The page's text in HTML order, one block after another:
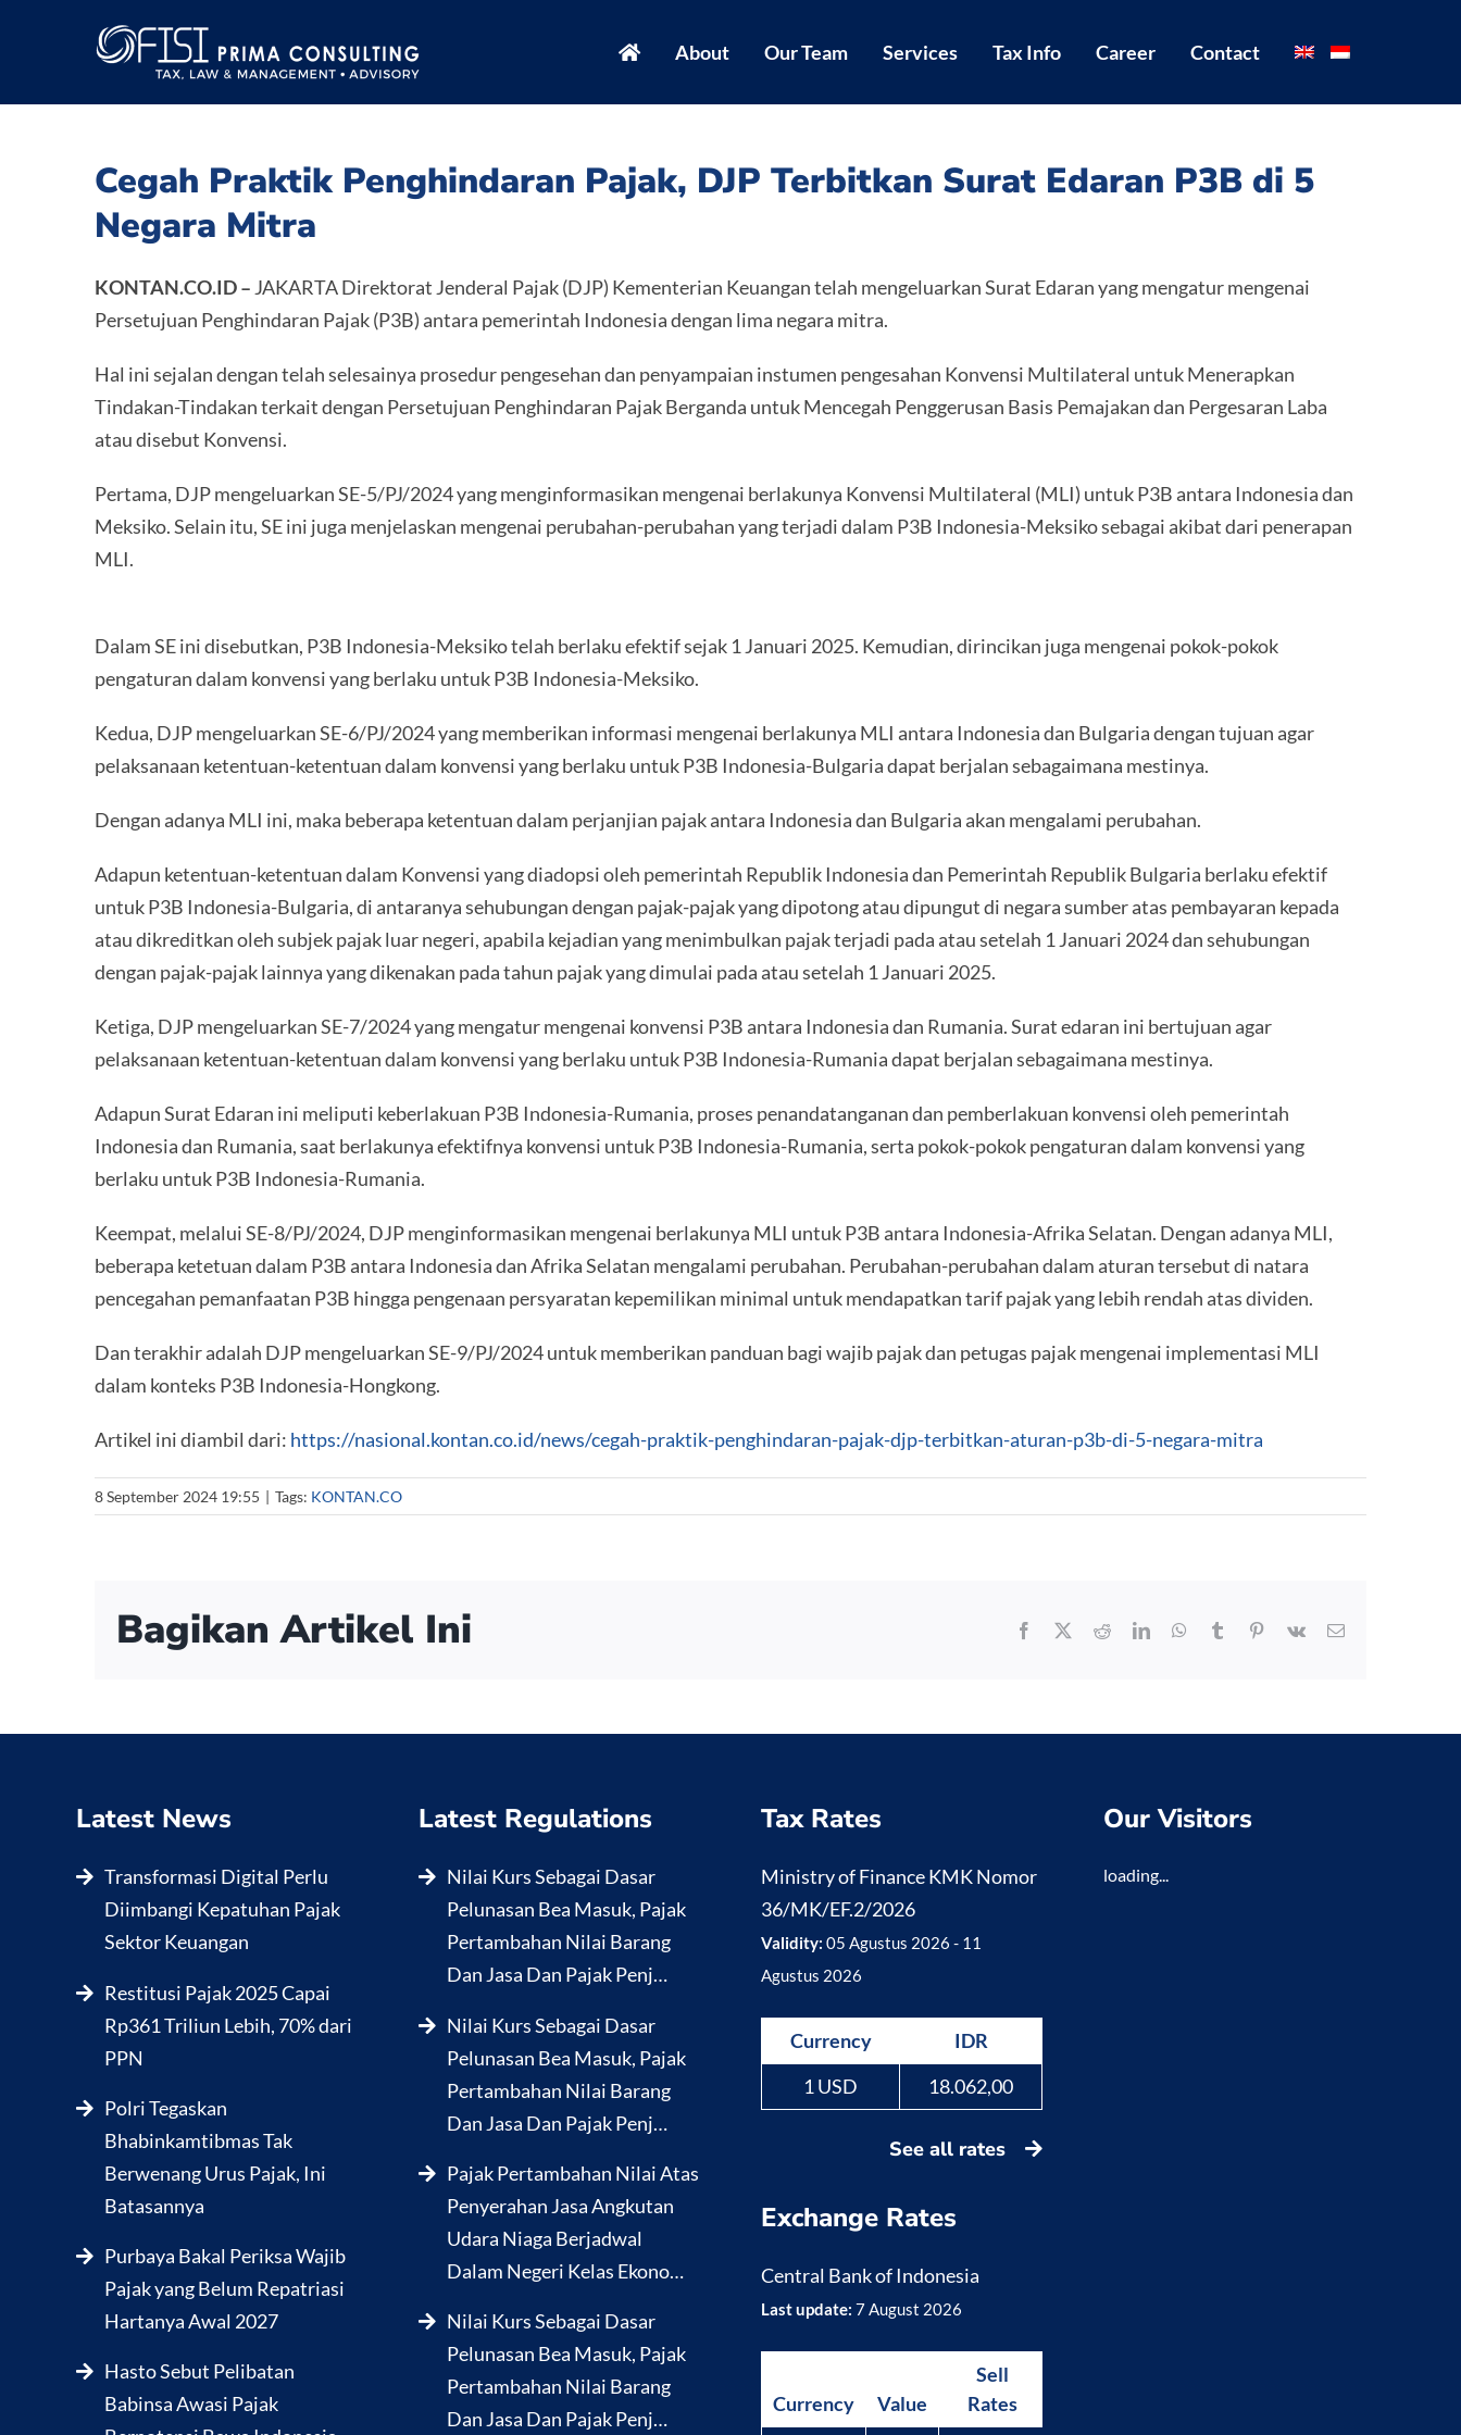
About Our Team Services Tax Info Career Contact
Cegah Praktik Penghindaran Pajak, DJP Terbitkan Surat Edaran P3B di 5
Negara Mitra
KONTAN.CO.ID –JAKARTA Direktorat Jenderal Pajak (DJP) Kementerian Keuangan telah mengeluarkan Surat Edaran yang mengatur mengenai
Persetujuan Penghindaran Pajak (P3B) antara pemerintah Indonesia dengan lima negara mitra.
Hal ini sejalan dengan telah selesainya prosedur pengesehan dan penyampaian instumen pengesahan Konvensi Multilateral untuk Menerapkan
Tindakan-Tindakan terkait dengan Persetujuan Penghindaran Pajak Berganda untuk Mencegah Penggerusan Basis Pemajakan dan Pergesaran Laba
atau disebut Konvensi.
Pertama, DJP mengeluarkan SE-5/PJ/2024 yang menginformasikan mengenai berlakunya Konvensi Multilateral (MLI) untuk P3B antara Indonesia dan
Meksiko. Selain itu, SE ini juga menjelaskan mengenai perubahan-perubahan yang terjadi dalam P3B Indonesia-Meksiko sebagai akibat dari penerapan
MLI.
Dalam SE ini disebutkan, P3B Indonesia-Meksiko telah berlaku efektif sejak 1 Januari 2025. Kemudian, dirincikan juga mengenai pokok-pokok
pengaturan dalam konvensi yang berlaku untuk P3B Indonesia-Meksiko.
Kedua, DJP mengeluarkan SE-6/PJ/2024 yang memberikan informasi mengenai berlakunya MLI antara Indonesia dan Bulgaria dengan tujuan agar
pelaksanaan ketentuan-ketentuan dalam konvensi yang berlaku untuk P3B Indonesia-Bulgaria dapat berjalan sebagaimana mestinya.
Dengan adanya MLI ini, maka beberapa ketentuan dalam perjanjian pajak antara Indonesia dan Bulgaria akan mengalami perubahan.
Adapun ketentuan-ketentuan dalam Konvensi yang diadopsi oleh pemerintah Republik Indonesia dan Pemerintah Republik Bulgaria berlaku efektif
untuk P3B Indonesia-Bulgaria, di antaranya sehubungan dengan pajak-pajak yang dipotong atau dipungut di negara sumber atas pembayaran kepada
atau dikreditkan oleh subjek pajak luar negeri, apabila kejadian yang menimbulkan pajak terjadi pada atau setelah 1 Januari 2024 dan sehubungan
dengan pajak-pajak lainnya yang dikenakan pada tahun pajak yang dimulai pada atau setelah 1 Januari 2025.
Ketiga, DJP mengeluarkan SE-7/2024 yang mengatur mengenai konvensi P3B antara Indonesia dan Rumania. Surat edaran ini bertujuan agar
pelaksanaan ketentuan-ketentuan dalam konvensi yang berlaku untuk P3B Indonesia-Rumania dapat berjalan sebagaimana mestinya.
Adapun Surat Edaran ini meliputi keberlakuan P3B Indonesia-Rumania, proses penandatanganan dan pemberlakuan konvensi oleh pemerintah
Indonesia dan Rumania, saat berlakunya efektifnya konvensi untuk P3B Indonesia-Rumania, serta pokok-pokok pengaturan dalam konvensi yang
berlaku untuk P3B Indonesia-Rumania.
Keempat, melalui SE-8/PJ/2024, DJP menginformasikan mengenai berlakunya MLI untuk P3B antara Indonesia-Afrika Selatan. Dengan adanya MLI,
beberapa ketetuan dalam P3B antara Indonesia dan Afrika Selatan mengalami perubahan. Perubahan-perubahan dalam aturan tersebut di natara
pencegahan pemanfaatan P3B hingga pengenaan persyaratan kepemilikan minimal untuk mendapatkan tarif pajak yang lebih rendah atas dividen.
Dan terakhir adalah DJP mengeluarkan SE-9/PJ/2024 untuk memberikan panduan bagi wajib pajak dan petugas pajak mengenai implementasi MLI
dalam konteks P3B Indonesia-Hongkong.
Artikel ini diambil dari: https://nasional.kontan.co.id/news/cegah-praktik-penghindaran-pajak-djp-terbitkan-aturan-p3b-di-5-negara-mitra
8 September 2024 19:55 | Tags: KONTAN.CO
Bagikan Artikel Ini Facebook RedditLinkedInWhatsApp
Tumblr Pinterest
Vk Email
Latest News
Transformasi Digital Perlu
Diimbangi Kepatuhan Pajak
Sektor Keuangan
Restitusi Pajak 2025 Capai
Rp361 Triliun Lebih, 70% dari
PPN
Polri Tegaskan
Bhabinkamtibmas Tak
Berwenang Urus Pajak, Ini
Batasannya
Purbaya Bakal Periksa Wajib
Pajak yang Belum Repatriasi
Hartanya Awal 2027
Hasto Sebut Pelibatan
Babinsa Awasi Pajak
Latest Regulations
Nilai Kurs Sebagai Dasar
Pelunasan Bea Masuk, Pajak
Pertambahan Nilai Barang
Dan Jasa Dan Pajak Penj…
Nilai Kurs Sebagai Dasar
Pelunasan Bea Masuk, Pajak
Pertambahan Nilai Barang
Dan Jasa Dan Pajak Penj…
Pajak Pertambahan Nilai Atas
Penyerahan Jasa Angkutan
Udara Niaga Berjadwal
Dalam Negeri Kelas Ekono…
Nilai Kurs Sebagai Dasar
Pelunasan Bea Masuk, Pajak
Pertambahan Nilai Barang
Dan Jasa Dan Pajak Penj…
Tax Rates
Ministry of Finance KMK Nomor
36/MK/EF.2/2026
Validity: 05 Agustus 2026 - 11
Agustus 2026
Currency
IDR
1 USD
18.062,00
See all rates
Exchange Rates
Central Bank of Indonesia
Last update: 7 August 2026
Currency Value
Sell
Rates
Our Visitors
loading...